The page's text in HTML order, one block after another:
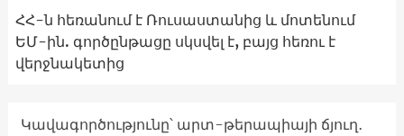
ՀՀ-ն հեռանում է Ռուսաստանից և մոտենում
ԵՄ-ին. գործընթացը սկսվել է, բայց հեռու է
վերջնակետից
Կավագործությունը՝ արտ-թերապիայի ճյուղ․